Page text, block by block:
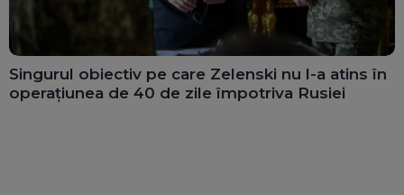
Singurul obiectiv pe care Zelenski nu l-a atins în
operațiunea de 40 de zile împotriva Rusiei